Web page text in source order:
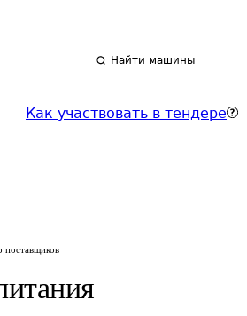
Найти машины
Как участвовать в тендере
поставщиков